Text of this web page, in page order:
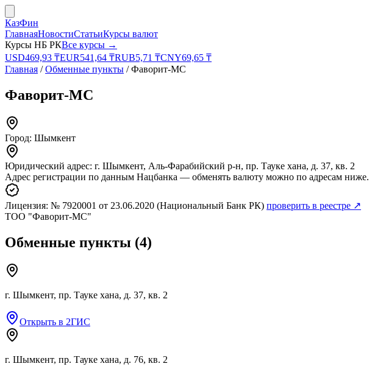
КазФин
ГлавнаяНовостиСтатьиКурсы валют
Курсы НБ РКВсе курсы →
USD469,93 ₸EUR541,64 ₸RUB5,71 ₸CNY69,65 ₸
Главная /Обменные пункты /Фаворит-МС
Фаворит-МС
Город: Шымкент
Юридический адрес: г. Шымкент, Аль-Фарабийский р-н, пр. Тауке хана, д. 37, кв. 2
Адрес регистрации по данным Нацбанка — обменять валюту можно по адресам ниже.
Лицензия: № 7920001 от 23.06.2020 (Национальный Банк РК) проверить в реестре ↗
ТОО "Фаворит-МС"
Обменные пункты (4)
г. Шымкент, пр. Тауке хана, д. 37, кв. 2
Открыть в 2ГИС
г. Шымкент, пр. Тауке хана, д. 76, кв. 2